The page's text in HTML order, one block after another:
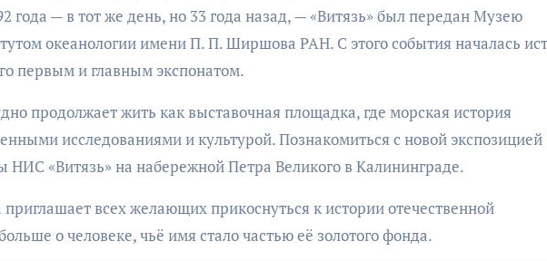
года — в тот же день, но 33 года назад, — «Витязь» был передан Музею
океанологии имени П. П. Ширшова РАН. С этого события началась
первым и главным экспонатом.
продолжает жить как выставочная площадка, где морская история
исследованиями и культурой. Познакомиться с новой экспозицией
НИС «Витязь» на набережной Петра Великого в Калининграде.
всех желающих прикоснуться к истории отечественной
о человеке, чьё имя стало частью её золотого фонда.